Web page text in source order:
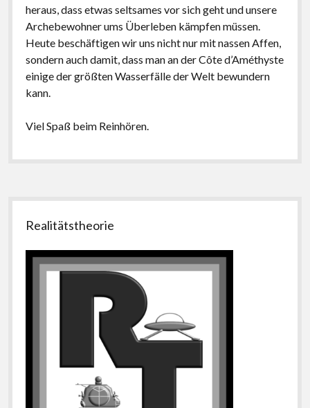
heraus, dass etwas seltsames vor sich geht und unsere
Archebewohner ums Überleben kämpfen müssen.
Heute beschäftigen wir uns nicht nur mit nassen Affen,
sondern auch damit, dass man an der Côte d’Améthyste
einige der größten Wasserfälle der Welt bewundern
kann.
Viel Spaß beim Reinhören.
Seitenleiste
Realitätstheorie